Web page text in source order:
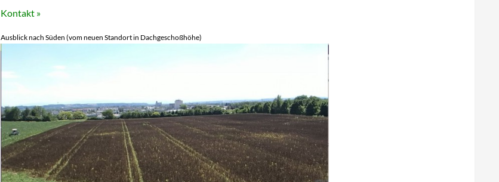
Kontakt »
Ausblick nach Süden (vom neuen Standort in Dachgeschoßhöhe)